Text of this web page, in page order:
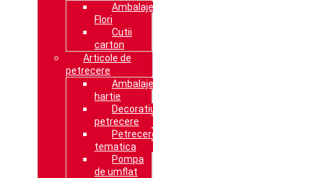
Ambalaje
Flori
Cutii
carton
Articole de
petrecere
Ambalaje
hartie
Decoratiuni
petrecere
Petrecere
tematica
Pompa
de umflat